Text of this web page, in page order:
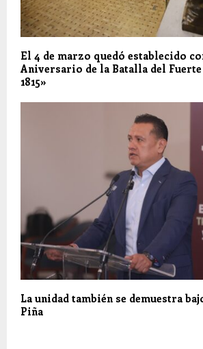
El 4 de marzo quedó establecido
Aniversario de la Batalla del
1815»
La unidad también se demuestra
Piña